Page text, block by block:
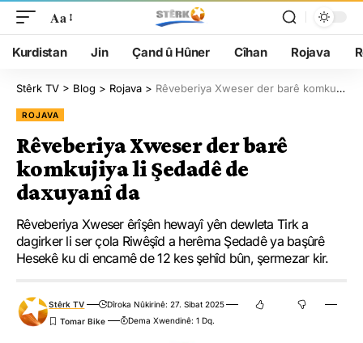
Aa
Kurdistan Jin Çand û Hûner Cîhan Rojava
Stêrk TV > Blog > Rojava > Rêveberiya Xweser der barê komkujiya li Şedadê de daxuyanî da
ROJAVA
Rêveberiya Xweser der barê
komkujiya li Şedadê de
daxuyanî da
Rêveberiya Xweser êrîşên hewayî yên dewleta Tirk a
dagirker li ser çola Riwêşîd a herêma Şedadê ya başûrê
Hesekê ku di encamê de 12 kes şehîd bûn, şermezar kir.
Stêrk TV
Dîroka Nûkirinê: 27. Sibat 2025
Dema Xwendinê: 1 Dq.